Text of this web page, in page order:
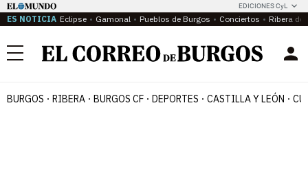
EDICIONES CyL
ES NOTICIA Eclipse Gamonal Pueblos de Burgos Conciertos Ribera del
Menú
BURGOS RIBERA BURGOS CF DEPORTES CASTILLA Y LEÓN